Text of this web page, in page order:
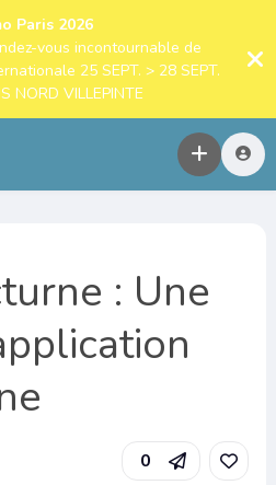
Paris 2026
vous incontournable de
25 SEPT. > 28 SEPT.
NORD VILLEPINTE
: Une
0